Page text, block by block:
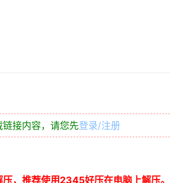
接内容，请您先登录/注册
，推荐使用 2345好压在电脑上解压。